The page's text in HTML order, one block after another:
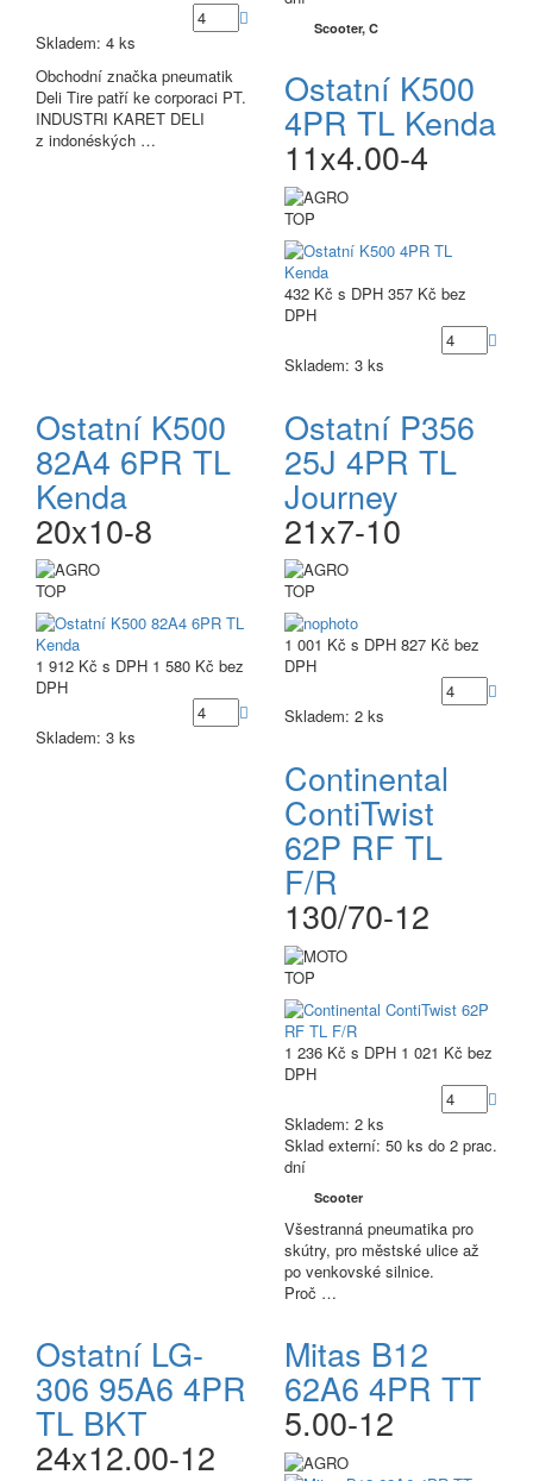
Skladem: 4 ks
Obchodní značka pneumatik
Deli Tire patří ke corporaci PT.
INDUSTRI KARET DELI
z indonéských …
Scooter, C
Ostatní K500
4PR TL Kenda
11x4.00-4
TOP
432 Kč s DPH 357 Kč bez
DPH
Skladem: 3 ks
Ostatní K500
82A4 6PR TL
Kenda
20x10-8
TOP
1 912 Kč s DPH 1 580 Kč bez
DPH
Skladem: 3 ks
Ostatní P356
25J 4PR TL
Journey
21x7-10
TOP
1 001 Kč s DPH 827 Kč bez
DPH
Skladem: 2 ks
Continental
ContiTwist
62P RF TL
F/R
130/70-12
TOP
1 236 Kč s DPH 1 021 Kč bez
DPH
Skladem: 2 ks
Sklad externí: 50 ks do 2 prac.
dní
Scooter
Všestranná pneumatika pro
skútry, pro městské ulice až
po venkovské silnice.
Proč …
Ostatní LG-
306 95A6 4PR
TL BKT
24x12.00-12
Mitas B12
62A6 4PR TT
5.00-12